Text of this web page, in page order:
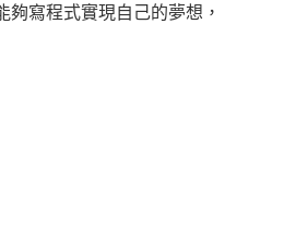
夠寫程式實現自己的夢想，